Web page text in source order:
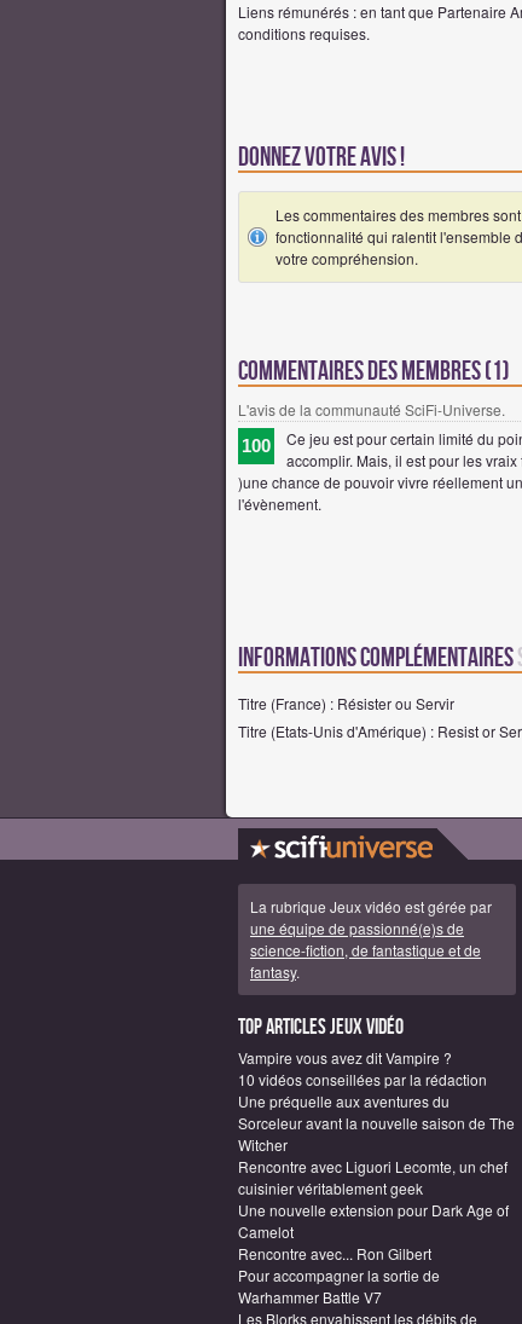
Liens rémunérés : en tant que Partenaire
conditions requises.
Donnez votre avis !
Les commentaires des membres
fonctionnalité qui ralentit l'ensemble
votre compréhension.
Commentaires des membres (1)
L'avis de la communauté SciFi-Universe.
100
Ce jeu est pour certain limité du
accomplir. Mais, il est pour les
)une chance de pouvoir vivre réellement
l'évènement.
Informations complémentaires
Titre (France) : Résister ou Servir
Titre (Etats-Unis d'Amérique) : Resist or
La rubrique Jeux vidéo est gérée par
une équipe de passionné(e)s de
science-fiction, de fantastique et de
fantasy.
Top articles Jeux vidéo
Vampire vous avez dit Vampire ?
10 vidéos conseillées par la rédaction
Une préquelle aux aventures du
Sorceleur avant la nouvelle saison de The
Witcher
Rencontre avec Liguori Lecomte, un chef
cuisinier véritablement geek
Une nouvelle extension pour Dark Age of
Camelot
Rencontre avec... Ron Gilbert
Pour accompagner la sortie de
Warhammer Battle V7
Les Blorks envahissent les débits de